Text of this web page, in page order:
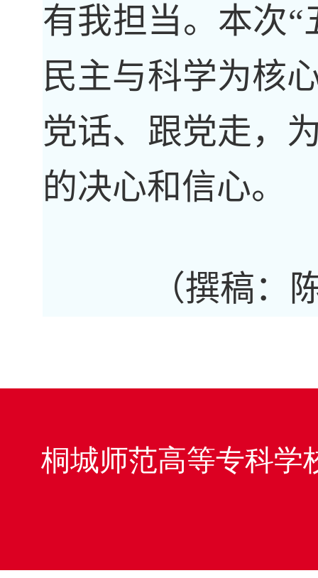
有我担当。本次
民主与科学为核
党话、跟党走，
的决心和信心。
（撰稿
桐城师范高等专科学